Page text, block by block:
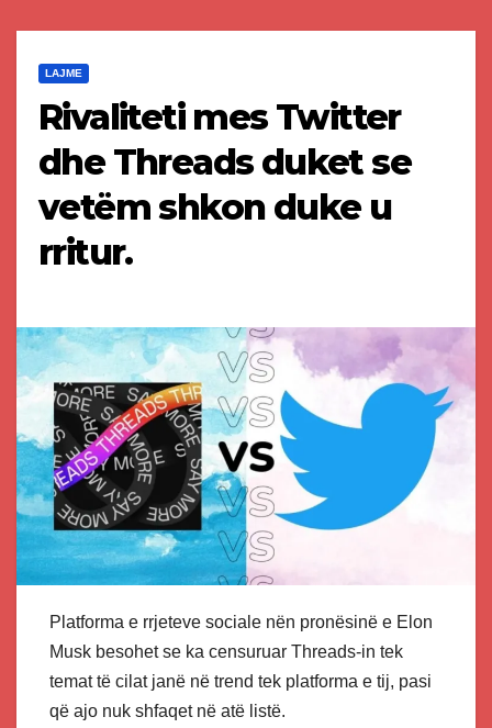
LAJME
Rivaliteti mes Twitter
dhe Threads duket se
vetëm shkon duke u
rritur.
Platforma e rrjeteve sociale nën pronësinë e Elon
Musk besohet se ka censuruar Threads-in tek
temat të cilat janë në trend tek platforma e tij, pasi
që ajo nuk shfaqet në atë listë.